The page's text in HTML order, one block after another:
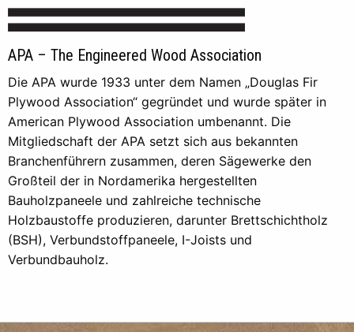
APA – The Engineered Wood Association
Die APA wurde 1933 unter dem Namen „Douglas Fir
Plywood Association“ gegründet und wurde später in
American Plywood Association umbenannt. Die
Mitgliedschaft der APA setzt sich aus bekannten
Branchenführern zusammen, deren Sägewerke den
Großteil der in Nordamerika hergestellten
Bauholzpaneele und zahlreiche technische
Holzbaustoffe produzieren, darunter Brettschichtholz
(BSH), Verbundstoffpaneele, I-Joists und
Verbundbauholz.